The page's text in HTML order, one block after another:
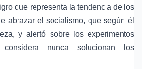
que representa la tendencia de los
abrazar el socialismo, que según él
y alertó sobre los experimentos
considera nunca solucionan los